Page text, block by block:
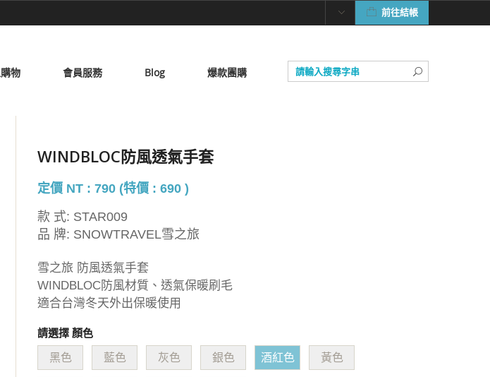
前往結帳
物 會員服務 Blog 爆款團購
WINDBLOC防風透氣手套
定價 NT : 790 (特價 : 690 )
款 式: STAR009
品 牌: SNOWTRAVEL雪之旅
雪之旅 防風透氣手套
WINDBLOC防風材質、透氣保暖刷毛
適合台灣冬天外出保暖使用
請選擇 顏色
黑色 藍色 灰色 銀色 酒紅色 黃色